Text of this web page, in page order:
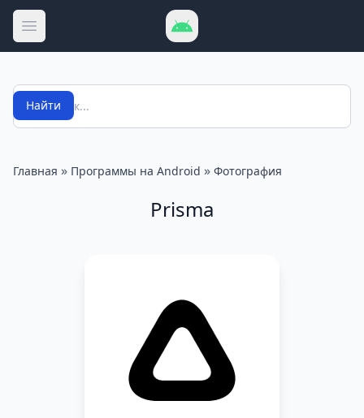
Открыть меню
Поиск
Найти
Главная » Программы на Android » Фотография
Prisma